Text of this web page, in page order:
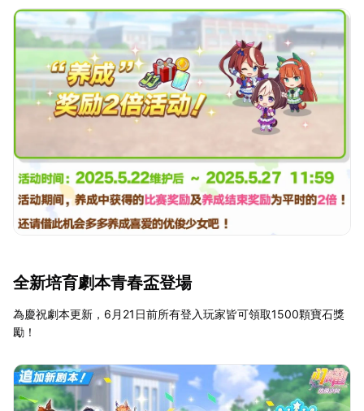
全新培育劇本青春盃登場
為慶祝劇本更新，6月21日前所有登入玩家皆可領取1500顆寶石獎
勵！